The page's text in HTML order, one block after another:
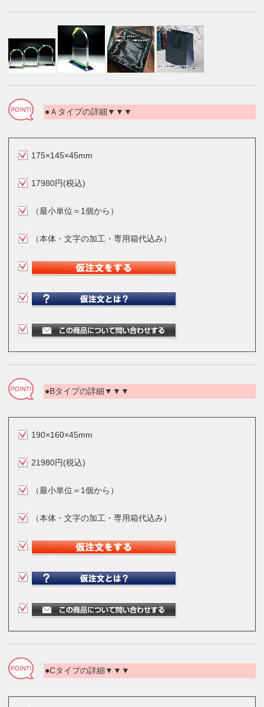
●Ａタイプの詳細▼▼▼
175×145×45mm
17980円(税込)
（最小単位＝1個から）
（本体・文字の加工・専用箱代込み）
●Bタイプの詳細▼▼▼
190×160×45mm
21980円(税込)
（最小単位＝1個から）
（本体・文字の加工・専用箱代込み）
●Cタイプの詳細▼▼▼